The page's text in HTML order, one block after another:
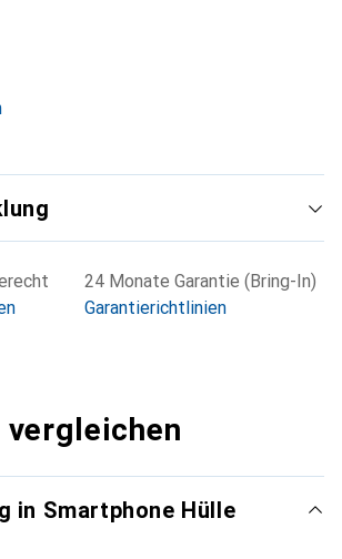
24 Monate Garantie (Bring-In)
Garantierichtlinien
in Smartphone Hülle